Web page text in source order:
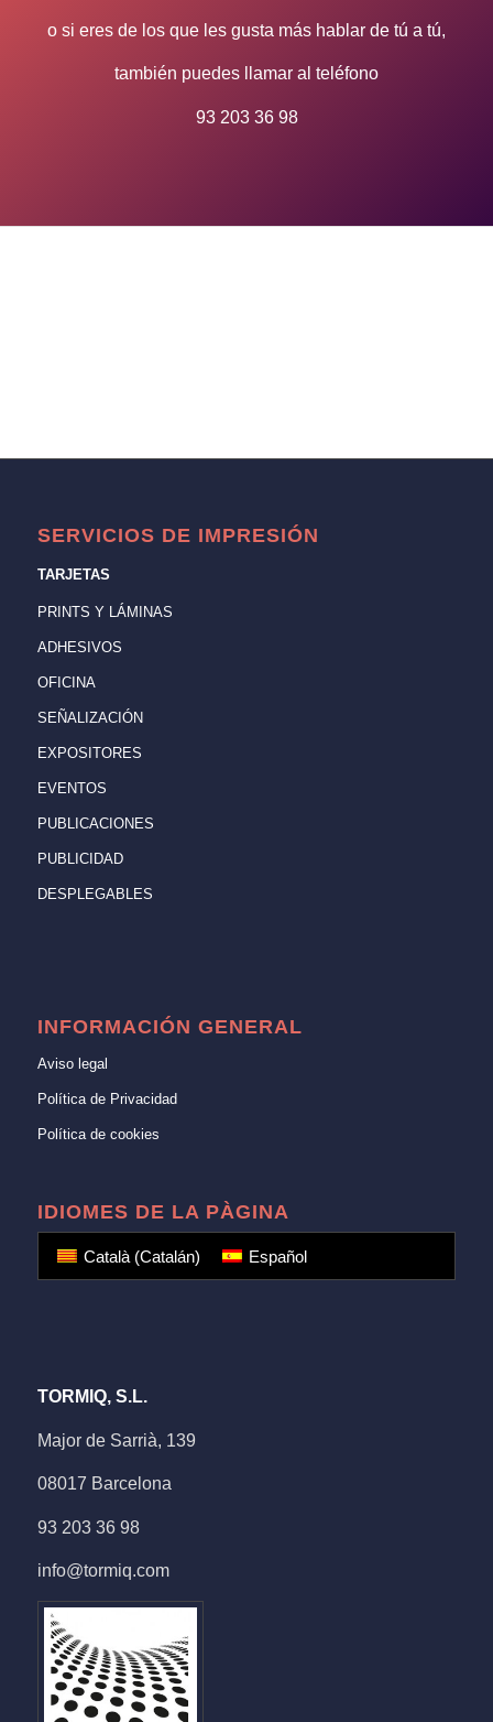
o si eres de los que les gusta más hablar de tú a tú,
también puedes llamar al teléfono
93 203 36 98
SERVICIOS DE IMPRESIÓN
TARJETAS
PRINTS Y LÁMINAS
ADHESIVOS
OFICINA
SEÑALIZACIÓN
EXPOSITORES
EVENTOS
PUBLICACIONES
PUBLICIDAD
DESPLEGABLES
INFORMACIÓN GENERAL
Aviso legal
Política de Privacidad
Política de cookies
IDIOMES DE LA PÀGINA
Català(Catalán) Español
TORMIQ, S.L.
Major de Sarrià, 139
08017 Barcelona
93 203 36 98
info@tormiq.com